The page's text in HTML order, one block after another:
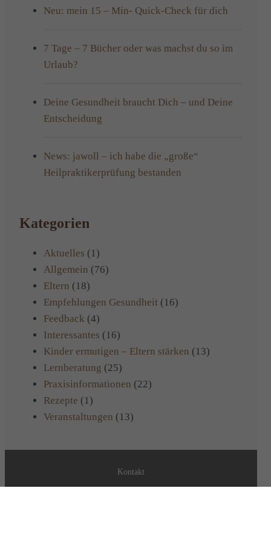
Neu: mein 15 – Min- Quick-Check für dich
7 Tage – 7 Bücher oder was machst du so im
Urlaub?
Deine Gesundheit braucht Dich – und Deine
Entscheidung
News: jawoll – ich habe die „große“
Heilpraktikerprüfung bestanden
Kategorien
Aktuelles (1)
Allgemein (76)
Eltern (18)
Empfehlungen Gesundheit (16)
Feedback (4)
Interessantes (16)
Kinder ermutigen – Eltern stärken (13)
Lernberatung (25)
Praxisinformationen (22)
Rezepte (1)
Veranstaltungen (13)
Kontakt